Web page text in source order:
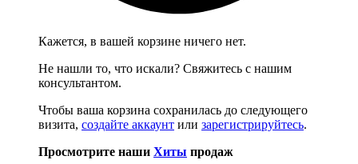
Кажется, в вашей корзине ничего нет.
Не нашли то, что искали? Свяжитесь с нашим
консультантом.
Чтобы ваша корзина сохранилась до следующего
визита, создайте аккаунт или зарегистрируйтесь.
Просмотрите наши Хиты продаж